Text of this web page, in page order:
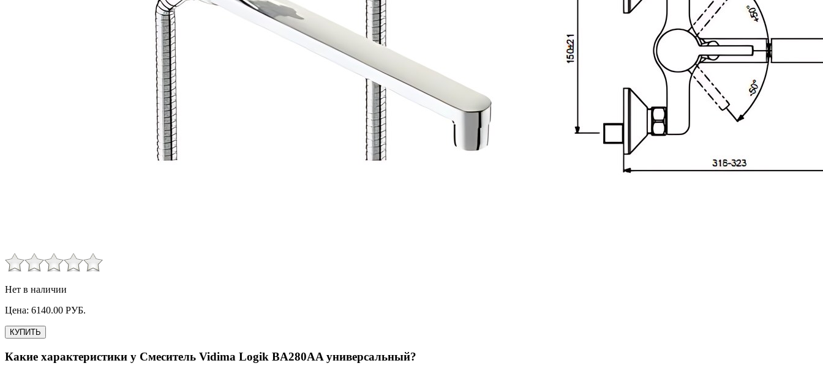
Нет в наличии
Цена: 6140.00 РУБ.
КУПИТЬ
Какие характеристики у Смеситель Vidima Logik BA280AA универсальный?